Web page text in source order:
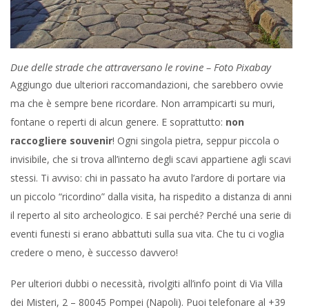
Due delle strade che attraversano le rovine – Foto Pixabay
Aggiungo due ulteriori raccomandazioni, che sarebbero ovvie
ma che è sempre bene ricordare. Non arrampicarti su muri,
fontane o reperti di alcun genere. E soprattutto: non
raccogliere souvenir! Ogni singola pietra, seppur piccola o
invisibile, che si trova all’interno degli scavi appartiene agli scavi
stessi. Ti avviso: chi in passato ha avuto l’ardore di portare via
un piccolo “ricordino” dalla visita, ha rispedito a distanza di anni
il reperto al sito archeologico. E sai perché? Perché una serie di
eventi funesti si erano abbattuti sulla sua vita. Che tu ci voglia
credere o meno, è successo davvero!
Per ulteriori dubbi o necessità, rivolgiti all’info point di Via Villa
dei Misteri, 2 – 80045 Pompei (Napoli). Puoi telefonare al +39